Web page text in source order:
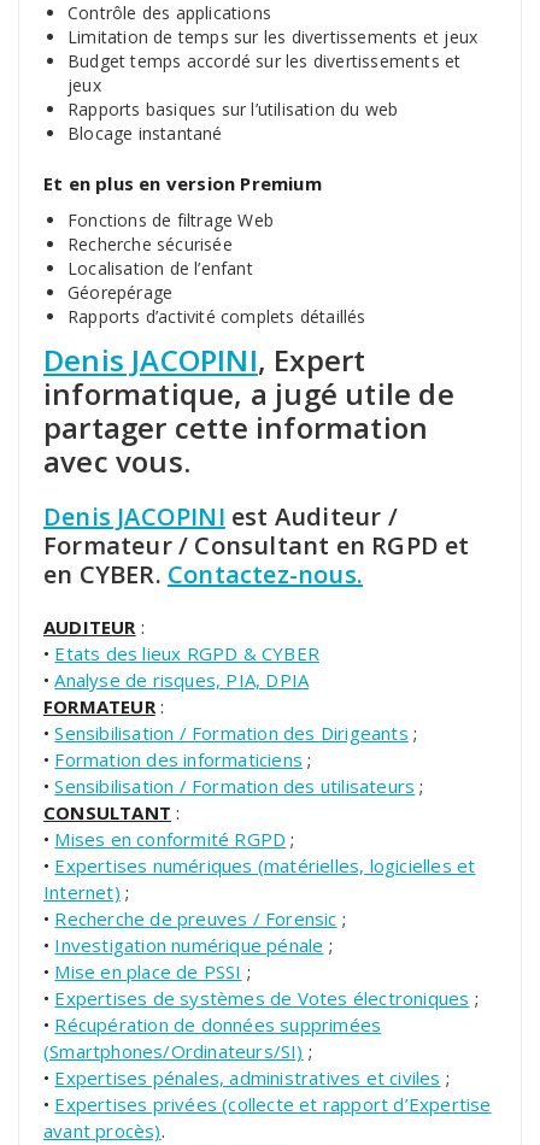
Contrôle des applications
Limitation de temps sur les divertissements et jeux
Budget temps accordé sur les divertissements et
jeux
Rapports basiques sur l’utilisation du web
Blocage instantané
Et en plus en version Premium
Fonctions de filtrage Web
Recherche sécurisée
Localisation de l’enfant
Géorepérage
Rapports d’activité complets détaillés
Denis JACOPINI, Expert
informatique, a jugé utile de
partager cette information
avec vous.
Denis JACOPINI est Auditeur /
Formateur / Consultant en RGPD et
en CYBER. Contactez-nous.
AUDITEUR:
• Etats des lieux RGPD & CYBER
•Analyse de risques, PIA, DPIA
FORMATEUR:
•Sensibilisation / Formation des Dirigeants ;
• Formation des informaticiens ;
•Sensibilisation / Formation des utilisateurs ;
CONSULTANT :
• Mises en conformité RGPD ;
• Expertises numériques (matérielles, logicielles et
Internet) ;
• Recherche de preuves / Forensic ;
• Investigation numérique pénale ;
• Mise en place de PSSI ;
• Expertises de systèmes de Votes électroniques ;
• Récupération de données supprimées
(Smartphones/Ordinateurs/SI) ;
• Expertises pénales, administratives et civiles ;
• Expertises privées (collecte et rapport d’Expertise
avant procès).